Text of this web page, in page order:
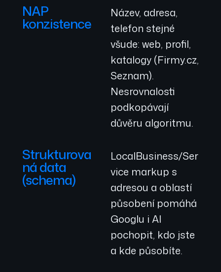
NAP
konzistence
Název, adresa,
telefon stejné
všude: web, profil,
katalogy (Firmy.cz,
Seznam).
Nesrovnalosti
podkopávají
důvěru algoritmu.
Strukturova
ná data
(schema)
LocalBusiness/Ser
vice markup s
adresou a oblastí
působení pomáhá
Googlu i AI
pochopit, kdo jste
a kde působíte.